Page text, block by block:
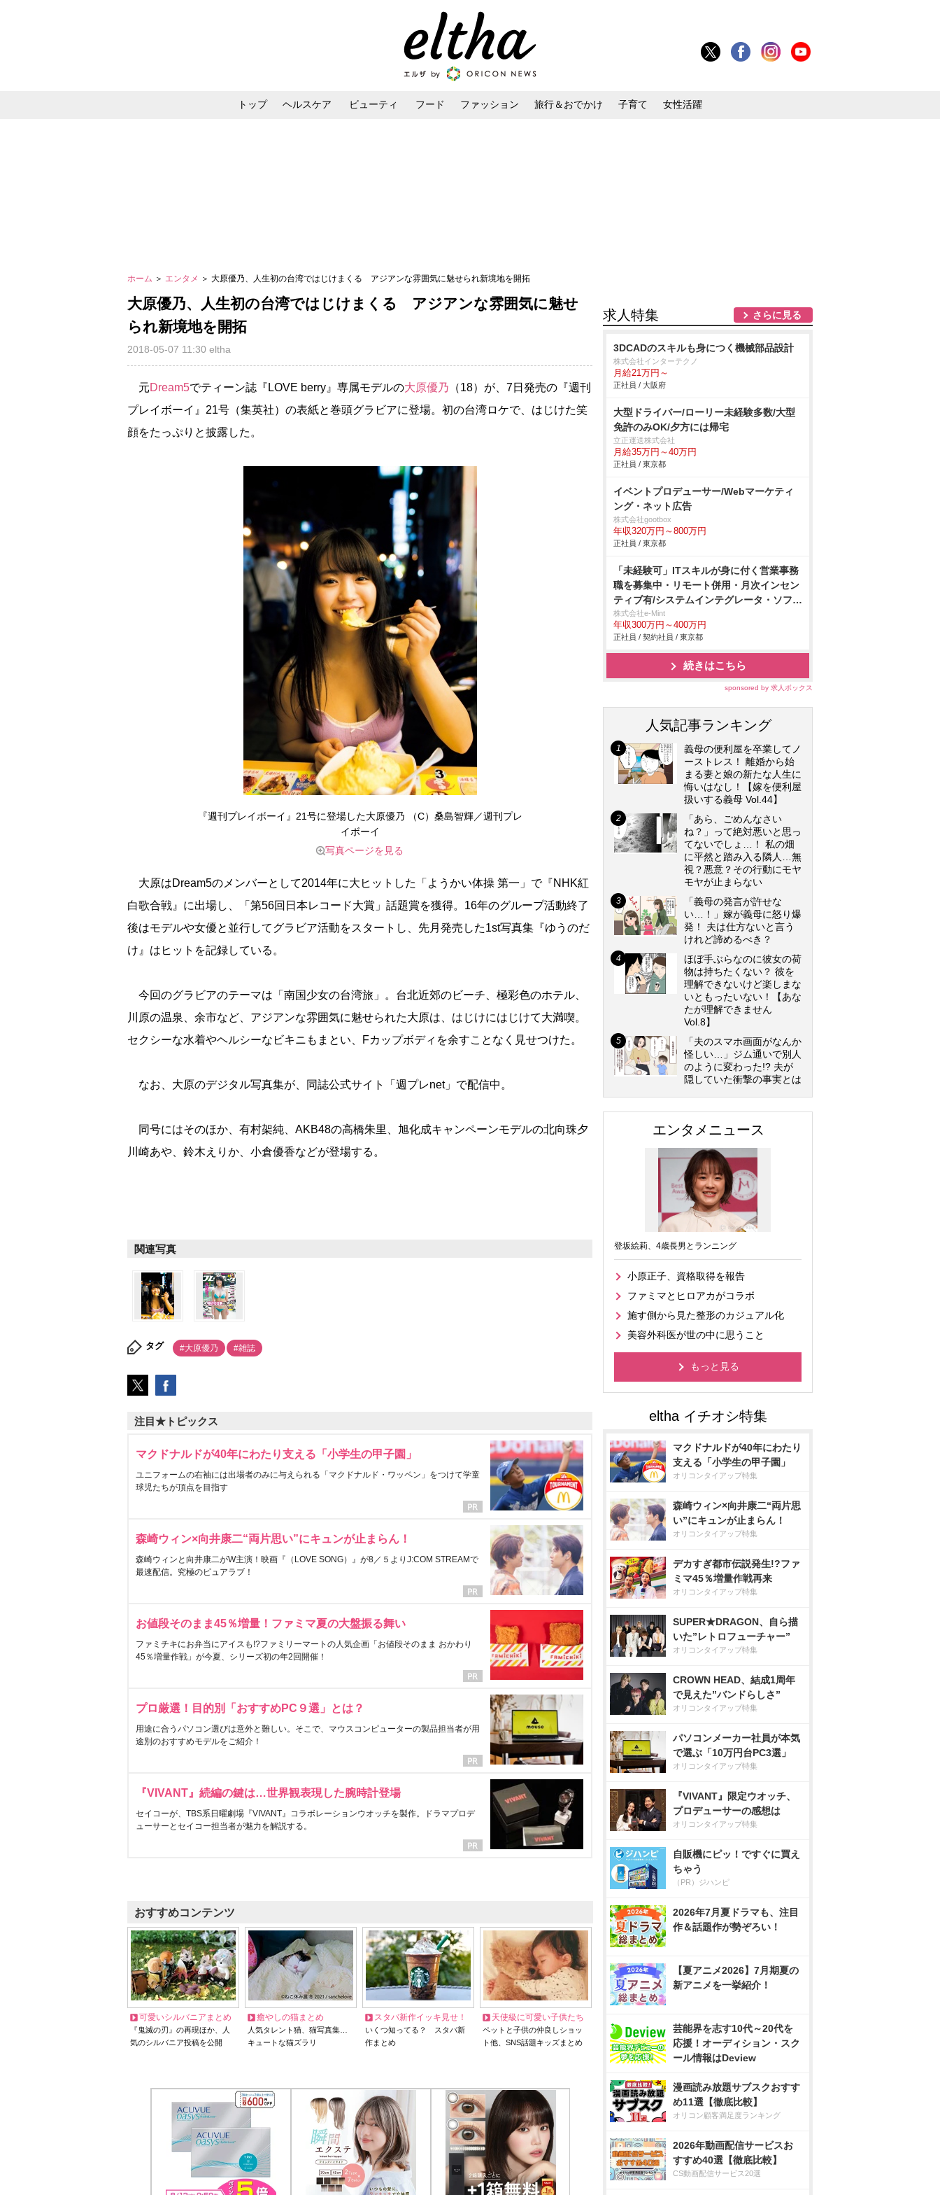
トップ ヘルスケア ビューティ フード ファッション 旅行＆おでかけ 子育て 女性活躍
ホーム ＞ エンタメ ＞ 大原優乃、人生初の台湾ではじけまくる アジアンな雰囲気に魅せられ新境地を開拓
大原優乃、人生初の台湾ではじけまくる アジアンな雰囲気に魅せ
られ新境地を開拓
2018-05-07 11:30 eltha
元Dream5でティーン誌『LOVE berry』専属モデルの大原優乃 （18）が、7日発売の『週刊
プレイボーイ』21号（集英社）の表紙と巻頭グラビアに登場。初の台湾ロケで、はじけた笑
顔をたっぷりと披露した。
『週刊プレイボーイ』21号に登場した大原優乃 （C）桑島智輝／週刊プレ
イボーイ
写真ページを見る
大原はDream5のメンバーとして2014年に大ヒットした「ようかい体操 第一」で『NHK紅
白歌合戦』に出場し、「第56回日本レコード大賞」話題賞を獲得。16年のグループ活動終了
後はモデルや女優と並行してグラビア活動をスタートし、先月発売した1st写真集『ゆうのだ
け』はヒットを記録している。
今回のグラビアのテーマは「南国少女の台湾旅」。台北近郊のビーチ、極彩色のホテル、
川原の温泉、余市など、アジアンな雰囲気に魅せられた大原は、はじけにはじけて大満喫。
セクシーな水着やヘルシーなビキニもまとい、Fカップボディを余すことなく見せつけた。
なお、大原のデジタル写真集が、同誌公式サイト「週プレnet」で配信中。
同号にはそのほか、有村架純、AKB48の高橋朱里、旭化成キャンペーンモデルの北向珠夕
川崎あや、鈴木えりか、小倉優香などが登場する。
関連写真
タグ #大原優乃 #雑誌
注目★トピックス
マクドナルドが40年にわたり支える「小学生の甲子園」
ユニフォームの右袖には出場者のみに与えられる「マクドナルド・ワッペン」をつけて学童
球児たちが頂点を目指す
森崎ウィン×向井康二“両片思い”にキュンが止まらん！
森崎ウィンと向井康二がW主演！映画『（LOVE SONG）』が8／５よりJ:COM STREAMで
最速配信。究極のピュアラブ！
お値段そのまま45％増量！ファミマ夏の大盤振る舞い
ファミチキにお弁当にアイスも!?ファミリーマートの人気企画「お値段そのまま おかわり
45％増量作戦」が今夏、シリーズ初の年2回開催！
プロ厳選！目的別「おすすめPC９選」とは？
用途に合うパソコン選びは意外と難しい。そこで、マウスコンピューターの製品担当者が用
途別のおすすめモデルをご紹介！
『VIVANT』続編の鍵は…世界観表現した腕時計登場
セイコーが、TBS系日曜劇場『VIVANT』コラボレーションウオッチを製作。ドラマプロデ
ューサーとセイコー担当者が魅力を解説する。
おすすめコンテンツ
可愛いシルバニアまとめ
『鬼滅の刃』の再現ほか、人
気のシルバニア投稿を公開
癒やしの猫まとめ
人気タレント猫、猫写真集…
キュートな猫ズラリ
スタバ新作イッキ見せ！
いくつ知ってる？ スタバ新
作まとめ
天使級に可愛い子供たち
ペットと子供の仲良しショッ
ト他、SNS話題キッズまとめ
求人特集 さらに見る
3DCADのスキルも身につく機械部品設計
株式会社インターテクノ
月給21万円～
正社員 / 大阪府
大型ドライバー/ローリー未経験多数/大型
免許のみOK/夕方には帰宅
立正運送株式会社
月給35万円～40万円
正社員 / 東京都
イベントプロデューサー/Webマーケティ
ング・ネット広告
株式会社gootbox
年収320万円～800万円
正社員 / 東京都
「未経験可」ITスキルが身に付く営業事務
職を募集中・リモート併用・月次インセン
ティブ有/システムインテグレータ・ソフト
ハウス
株式会社e-Mint
年収300万円～400万円
正社員 / 契約社員 / 東京都
続きはこちら
sponsored by 求人ボックス
人気記事ランキング
義母の便利屋を卒業してノ
ーストレス！ 離婚から始
まる妻と娘の新たな人生に
悔いはなし！【嫁を便利屋
扱いする義母 Vol.44】
「あら、ごめんなさい
ね？」って絶対悪いと思っ
てないでしょ…！ 私の畑
に平然と踏み入る隣人…無
視？悪意？その行動にモヤ
モヤが止まらない
「義母の発言が許せな
い…！」嫁が義母に怒り爆
発！ 夫は仕方ないと言う
けれど諦めるべき？
ほぼ手ぶらなのに彼女の荷
物は持ちたくない？ 彼を
理解できないけど楽しまな
いともったいない！【あな
たが理解できません
Vol.8】
「夫のスマホ画面がなんか
怪しい…」ジム通いで別人
のように変わった!? 夫が
隠していた衝撃の事実とは
エンタメニュース
登坂絵莉、4歳長男とランニング
小原正子、資格取得を報告
ファミマとヒロアカがコラボ
施す側から見た整形のカジュアル化
美容外科医が世の中に思うこと
もっと見る
マクドナルドが40年にわたり
支える「小学生の甲子園」
オリコンタイアップ特集
森崎ウィン×向井康二“両片思
い”にキュンが止まらん！
オリコンタイアップ特集
デカすぎ都市伝説発生!?ファ
ミマ45％増量作戦再来
オリコンタイアップ特集
SUPER★DRAGON、自ら描
いた”レトロフューチャー”
オリコンタイアップ特集
CROWN HEAD、結成1周年
で見えた”バンドらしさ”
オリコンタイアップ特集
パソコンメーカー社員が本気
で選ぶ「10万円台PC3選」
オリコンタイアップ特集
『VIVANT』限定ウオッチ、
プロデューサーの感想は
オリコンタイアップ特集
自販機にピッ！ですぐに買え
ちゃう
（PR）ジハンピ
2026年7月夏ドラマも、注目
作＆話題作が勢ぞろい！
【夏アニメ2026】7月期夏の
新アニメを一挙紹介！
芸能界を志す10代～20代を
応援！オーディション・スク
ール情報はDeview
漫画読み放題サブスクおすす
め11選【徹底比較】
オリコン顧客満足度ランキング
2026年動画配信サービスお
すすめ40選【徹底比較】
CS動画配信サービス20選